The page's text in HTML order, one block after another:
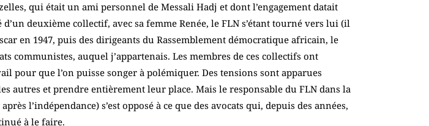
qui était un ami personnel de Messali Hadj et dont l’engagement datait
deuxième collectif, avec sa femme Renée, le FLN s’étant tourné vers lui (il
en 1947, puis des dirigeants du Rassemblement démocratique africain, le
communistes, auquel j’appartenais. Les membres de ces collectifs ont
pour que l’on puisse songer à polémiquer. Des tensions sont apparues
et prendre entièrement leur place. Mais le responsable du FLN dans la
l’indépendance) s’est opposé à ce que des avocats qui, depuis des années,
à le faire.